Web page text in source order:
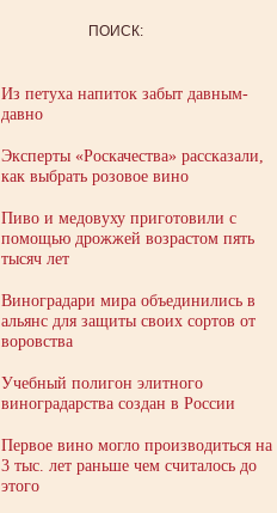
ПОИСК:
Из петуха напиток забыт давным-
давно
Эксперты «Роскачества» рассказали,
как выбрать розовое вино
Пиво и медовуху приготовили с
помощью дрожжей возрастом пять
тысяч лет
Виноградари мира объединились в
альянс для защиты своих сортов от
воровства
Учебный полигон элитного
виноградарства создан в России
Первое вино могло производиться на
3 тыс. лет раньше чем считалось до
этого